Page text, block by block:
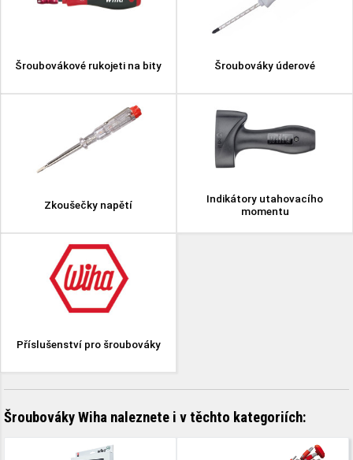
Šroubovákové rukojeti na bity Šroubováky úderové
Zkoušečky napětí
Indikátory utahovacího
momentu
Příslušenství pro šroubováky
Šroubováky Wiha naleznete i v těchto kategoriích: